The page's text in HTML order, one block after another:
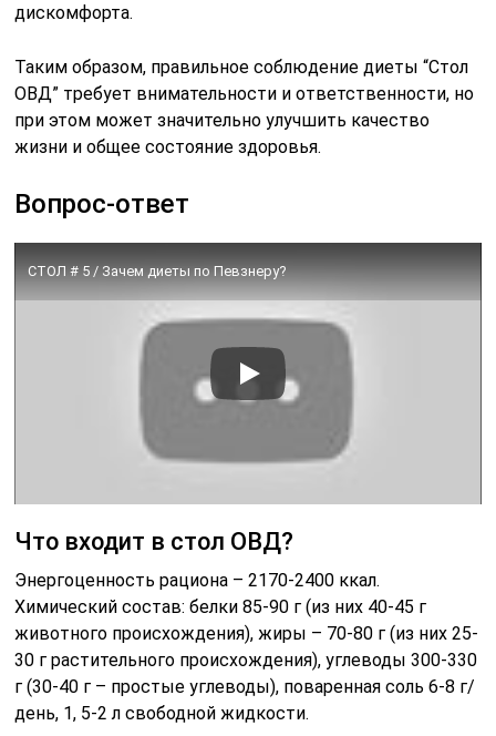
дискомфорта.
Таким образом, правильное соблюдение диеты “Стол
ОВД” требует внимательности и ответственности, но
при этом может значительно улучшить качество
жизни и общее состояние здоровья.
Вопрос-ответ
СТОЛ # 5 / Зачем диеты по Певзнеру?
Что входит в стол ОВД?
Энергоценность рациона – 2170-2400 ккал.
Химический состав: белки 85-90 г (из них 40-45 г
животного происхождения), жиры – 70-80 г (из них 25-
30 г растительного происхождения), углеводы 300-330
г (30-40 г – простые углеводы), поваренная соль 6-8 г/
день, 1, 5-2 л свободной жидкости.